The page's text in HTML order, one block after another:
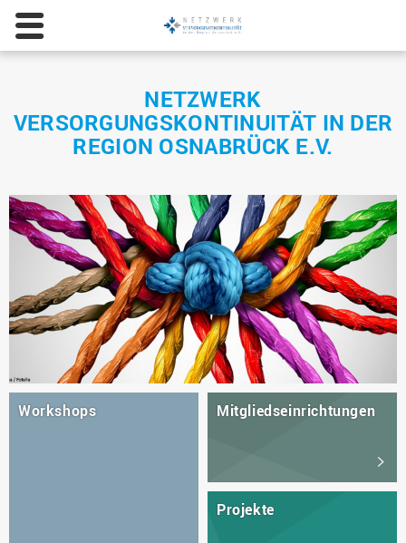
NETZWERK
VERSORGUNGSKONTINUITÄT IN DER
REGION OSNABRÜCK E.V.
Workshops Mitgliedseinrichtungen
Projekte